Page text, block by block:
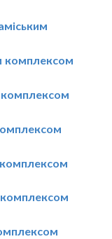
комплексом
комплексом
комплексом
комплексом